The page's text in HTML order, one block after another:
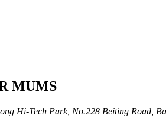
MUMS
Hi-Tech Park, No.228 Beiting Road,